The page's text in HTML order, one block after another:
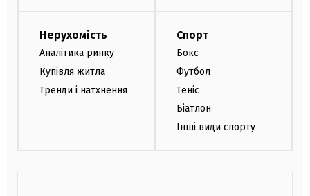
Нерухомість
Аналітика ринку
Купівля житла
Тренди і натхнення
Спорт
Бокс
Футбол
Теніс
Біатлон
Інші види спорту